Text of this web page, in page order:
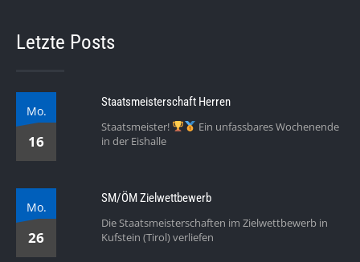
Letzte Posts
Mo.
16
Staatsmeisterschaft Herren
Staatsmeister!
Ein unfassbares Wochenende
in der Eishalle
Mo.
26
SM/ÖM Zielwettbewerb
Die Staatsmeisterschaften im Zielwettbewerb in
Kufstein (Tirol) verliefen